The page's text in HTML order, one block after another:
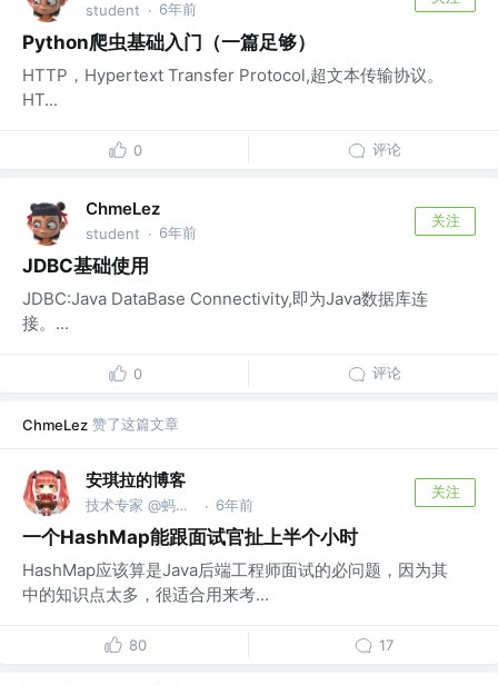
student · 6年前
Python爬虫基础入门（一篇足够）
HTTP，Hypertext Transfer Protocol,超文本传输协议。
HT...
0 评论
ChmeLez
student · 6年前
关注
JDBC基础使用
JDBC:Java DataBase Connectivity,即为Java数据库连
接。...
0 评论
ChmeLez 赞了这篇文章
安琪拉的博客
技术专家 @蚂蚁金服 · 6年前
关注
一个HashMap能跟面试官扯上半个小时
HashMap应该算是Java后端工程师面试的必问题，因为其
中的知识点太多，很适合用来考...
80 17